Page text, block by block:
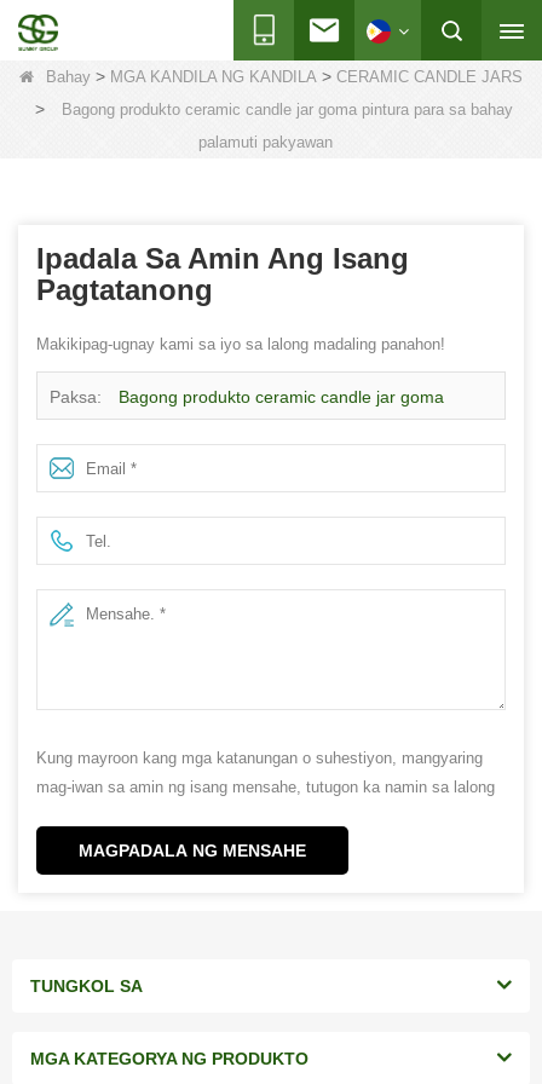
Bahay > MGA KANDILA NG KANDILA > CERAMIC CANDLE JARS
>
Bagong produkto ceramic candle jar goma pintura para sa bahay
palamuti pakyawan
Ipadala Sa Amin Ang Isang
Pagtatanong
Makikipag-ugnay kami sa iyo sa lalong madaling panahon!
Paksa: Bagong produkto ceramic candle jar goma
pintura para sa bahay palamuti pakyawan
Kung mayroon kang mga katanungan o suhestiyon, mangyaring
mag-iwan sa amin ng isang mensahe, tutugon ka namin sa lalong
MAGPADALA NG MENSAHE
TUNGKOL SA
MGA KATEGORYA NG PRODUKTO